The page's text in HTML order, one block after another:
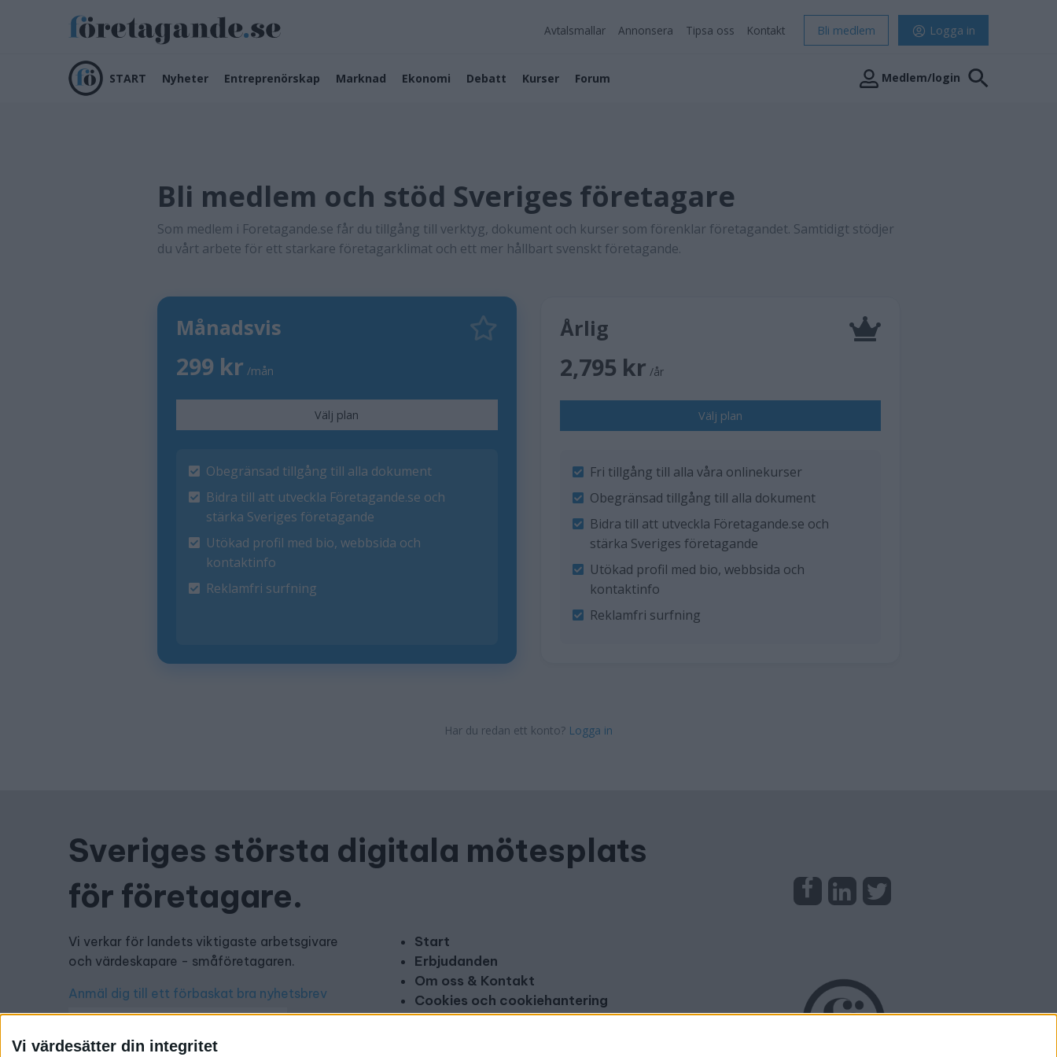
Vi värdesätter din integritet
Avtalsmallar Annonsera Tipsa oss Kontakt Bli medlem Logga in
START Nyheter Entreprenörskap Marknad Ekonomi Debatt Kurser Forum Medlem/login
Bli medlem och stöd Sveriges företagare
Som medlem i Foretagande.se får du tillgång till verktyg, dokument och kurser som förenklar företagandet. Samtidigt stödjer
du vårt arbete för ett starkare företagarklimat och ett mer hållbart svenskt företagande.
Månadsvis
299 kr /mån
Välj plan
Obegränsad tillgång till alla dokument
Bidra till att utveckla Företagande.se och
stärka Sveriges företagande
Utökad profil med bio, webbsida och
kontaktinfo
Reklamfri surfning
Årlig
2,795 kr /år
Välj plan
Fri tillgång till alla våra onlinekurser
Obegränsad tillgång till alla dokument
Bidra till att utveckla Företagande.se och
stärka Sveriges företagande
Utökad profil med bio, webbsida och
kontaktinfo
Reklamfri surfning
Har du redan ett konto? Logga in
Sveriges största digitala mötesplats
för företagare.
Vi verkar för landets viktigaste arbetsgivare
och värdeskapare - småföretagaren.
Anmäl dig till ett förbaskat bra nyhetsbrev
Start
Erbjudanden
Om oss & Kontakt
Cookies och cookiehantering
Copyright och disclaimer